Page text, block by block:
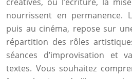
nourrissent en permanence.
puis au cinéma, repose sur
répartition des rôles
séances d’improvisation et
textes. Vous souhaitez